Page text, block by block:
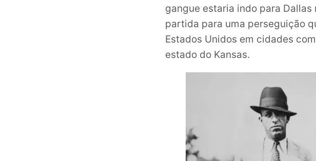
gangue estaria indo para
partida para uma perseguição
Estados Unidos em cidades
estado do Kansas.